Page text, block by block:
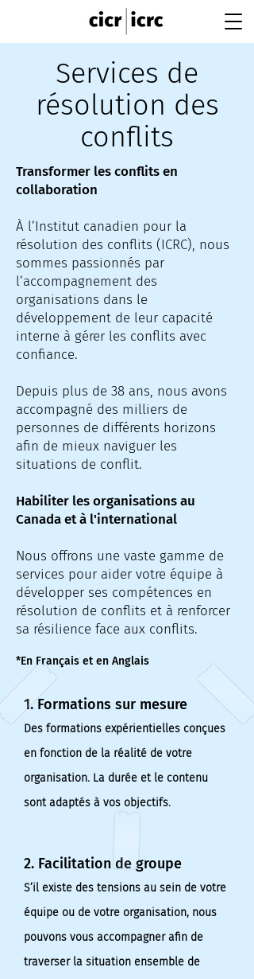
Services de
résolution des
conflits
Transformer les conflits en
collaboration
À l’Institut canadien pour la
résolution des conflits (ICRC), nous
sommes passionnés par
l’accompagnement des
organisations dans le
développement de leur capacité
interne à gérer les conflits avec
confiance.
Depuis plus de 38 ans, nous avons
accompagné des milliers de
personnes de différents horizons
afin de mieux naviguer les
situations de conflit.
Habiliter les organisations au
Canada et à l'international
​Nous offrons une vaste gamme de
services pour aider votre équipe à
développer ses compétences en
résolution de conflits et à renforcer
sa résilience face aux conflits.
*En Français et en Anglais
1. Formations sur mesure
Des formations expérientielles conçues
en fonction de la réalité de votre
organisation. La durée et le contenu
sont adaptés à vos objectifs.
2. Facilitation de groupe
S’il existe des tensions au sein de votre
équipe ou de votre organisation, nous
pouvons vous accompagner afin de
traverser la situation ensemble de